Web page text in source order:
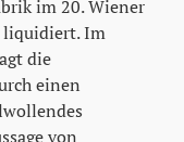
im 20. Wiener
liquidiert. Im
die
einen
von